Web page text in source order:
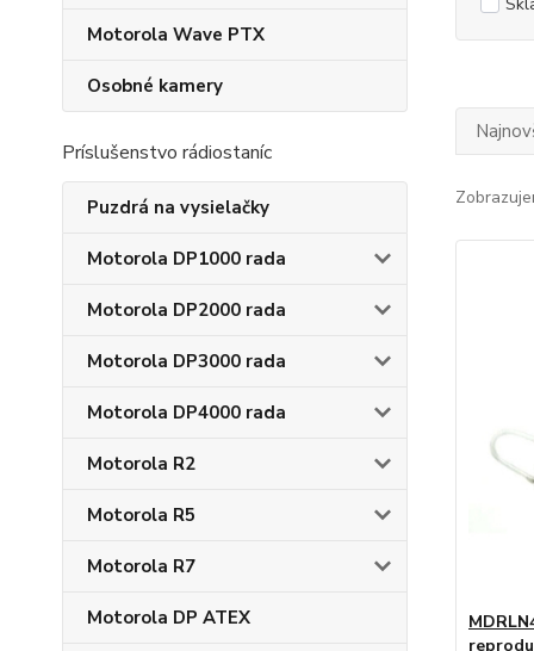
Motorola Wave PTX
Osobné kamery
Príslušenstvo rádiostaníc
Puzdrá na vysielačky
Motorola DP1000 rada
Motorola DP2000 rada
Motorola DP3000 rada
Motorola DP4000 rada
Motorola R2
Motorola R5
Motorola R7
Motorola DP ATEX